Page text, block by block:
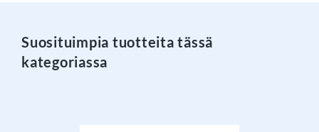
Suosituimpia tuotteita tässä
kategoriassa